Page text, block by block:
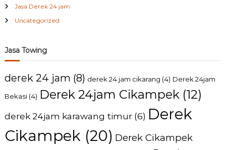
Jasa Derek 24 jam
Uncategorized
Jasa Towing
derek 24 jam (8) derek 24 jam cikarang (4) Derek 24jam
Bekasi(4) Derek 24jam Cikampek(12)
derek 24jam karawang timur(6) Derek
Cikampek(20) Derek Cikampek